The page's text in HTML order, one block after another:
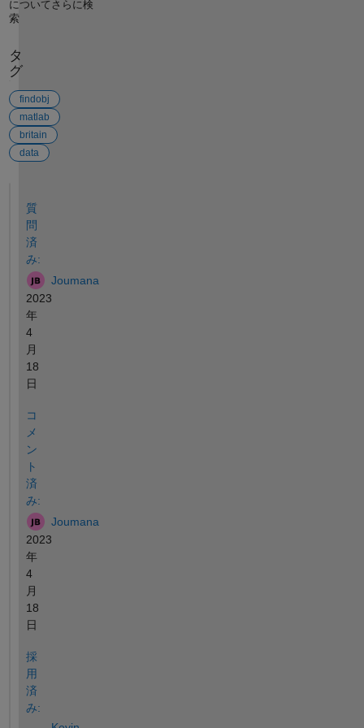
についてさらに検
索
タ
グ
findobj
matlab
britain
data
質
問
済
み:
Joumana
2023
年
4
月
18
日
コ
メ
ン
ト
済
み:
Joumana
2023
年
4
月
18
日
採
用
済
み: